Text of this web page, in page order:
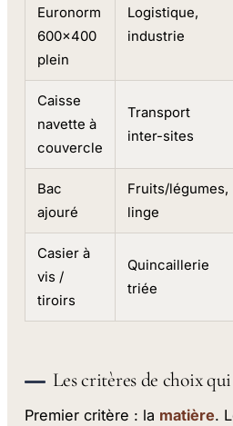
Euronorm
600x400
plein
Logistique,
industrie
Caisse
navette à
couvercle
Transport
inter-sites
Bac
ajouré
Fruits/légumes,
linge
Casier à
vis /
tiroirs
Quincaillerie
triée
Les critères de choix
Premier critère : la matière.